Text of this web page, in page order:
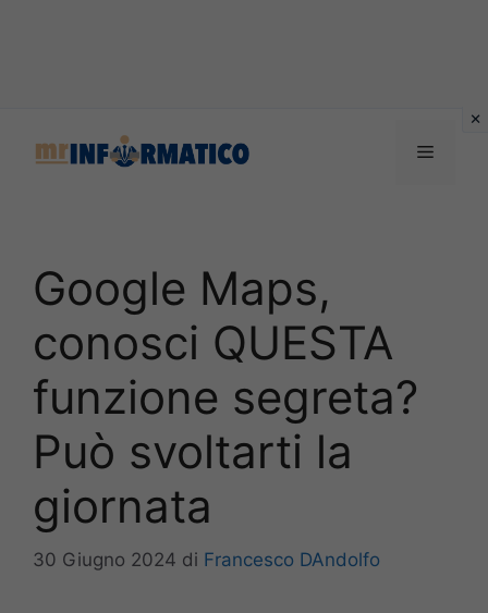
Menu
Google Maps,
conosci QUESTA
funzione segreta?
Può svoltarti la
giornata
30 Giugno 2024 di Francesco DAndolfo